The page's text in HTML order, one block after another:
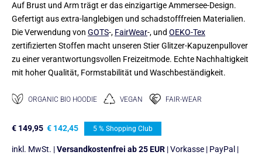
Auf Brust und Arm trägt er das einzigartige Ammersee-Design.
Gefertigt aus extra-langlebigen und schadstofffreien Materialien.
Die Verwendung von GOTS-, FairWear-, und OEKO-Tex
zertifizierten Stoffen macht unseren Stier Glitzer-Kapuzenpullover
zu einer verantwortungsvollen Freizeitmode. Echte Nachhaltigkeit
mit hoher Qualität, Formstabilität und Waschbeständigkeit.
ORGANIC BIO HOODIE VEGAN FAIR-WEAR
€ 149,95 € 142,45 5 % Shopping Club
inkl. MwSt. |Versandkostenfrei ab 25 EUR | Vorkasse | PayPal |